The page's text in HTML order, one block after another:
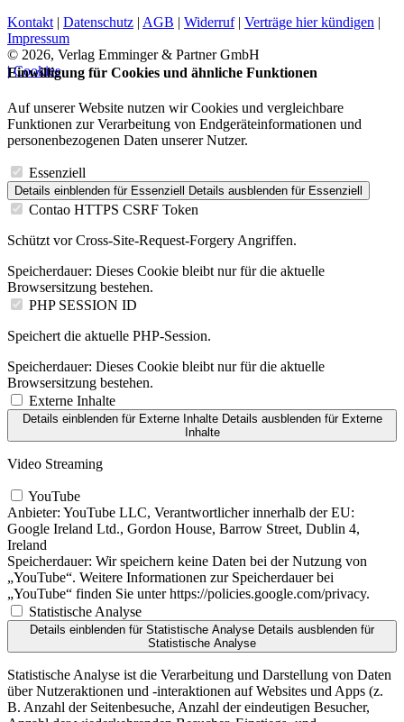
Kontakt | Datenschutz | AGB | Widerruf| Verträge hier kündigen |
Impressum
© 2026, Verlag Emminger & Partner GmbH
| Cookies
Einwilligung für Cookies und ähnliche Funktionen
Auf unserer Website nutzen wir Cookies und vergleichbare
Funktionen zur Verarbeitung von Endgeräteinformationen und
personenbezogenen Daten unserer Nutzer.
Essenziell
Details einblenden für Essenziell Details ausblenden für Essenziell
Contao HTTPS CSRF Token
Schützt vor Cross-Site-Request-Forgery Angriffen.
Speicherdauer: Dieses Cookie bleibt nur für die aktuelle
Browsersitzung bestehen.
PHP SESSION ID
Speichert die aktuelle PHP-Session.
Speicherdauer: Dieses Cookie bleibt nur für die aktuelle
Browsersitzung bestehen.
Externe Inhalte
Details einblendenfür Externe Inhalte Details ausblendenfür Externe
Inhalte
Video Streaming
YouTube
Anbieter: YouTube LLC, Verantwortlicher innerhalb der EU:
Google Ireland Ltd., Gordon House, Barrow Street, Dublin 4,
Ireland
Speicherdauer: Wir speichern keine Daten bei der Nutzung von
„YouTube“. Weitere Informationen zur Speicherdauer bei
„YouTube“ finden Sie unter https://policies.google.com/privacy.
Statistische Analyse
Details einblenden für Statistische Analyse Details ausblenden für
Statistische Analyse
Statistische Analyse ist die Verarbeitung und Darstellung von Daten
über Nutzeraktionen und -interaktionen auf Websites und Apps (z.
B. Anzahl der Seitenbesuche, Anzahl der eindeutigen Besucher,